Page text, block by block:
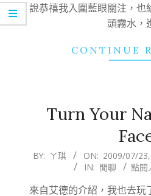
說恭禧我入圍藍眼關注，也
頭霧水，
CONTINUE
Turn Your
2009-
23
BY: ㄚ琪 ON: 2009/07/23
IN: 閒聊 點閱
來自艾德的介紹，我也去玩